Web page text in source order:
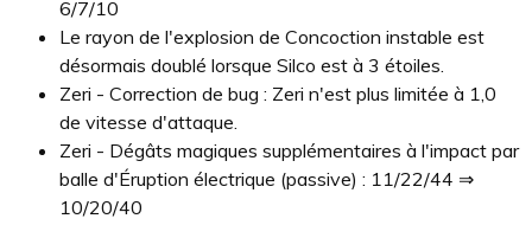
6/7/10
Le rayon de l'explosion de Concoction instable est
désormais doublé lorsque Silco est à 3 étoiles.
Zeri - Correction de bug : Zeri n'est plus limitée à 1,0
de vitesse d'attaque.
Zeri - Dégâts magiques supplémentaires à l'impact par
balle d'Éruption électrique (passive) : 11/22/44 ⇒
10/20/40